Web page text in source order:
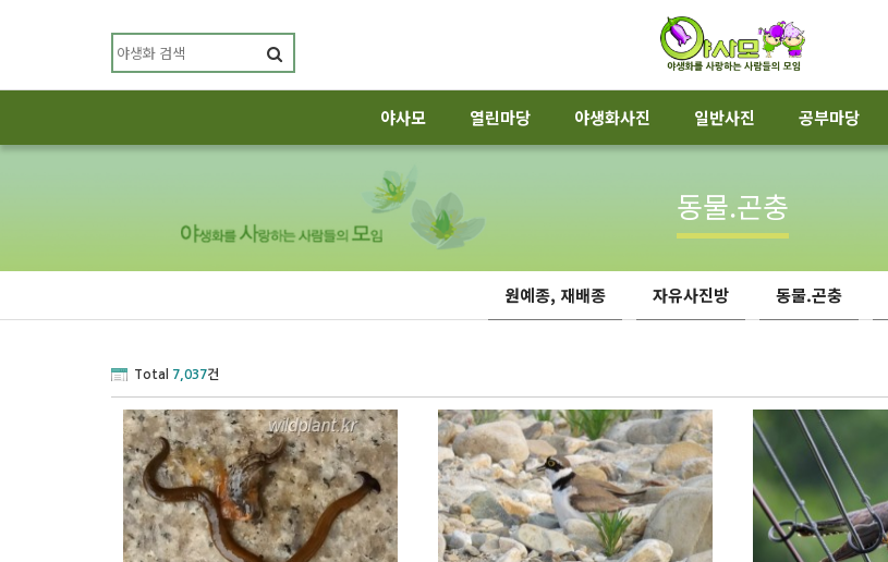
야사모 열린마당 야생화사진 일반사진 공부마당
동물.곤충
원예종, 재배종 자유사진방 동물.곤충
Total 7,037건